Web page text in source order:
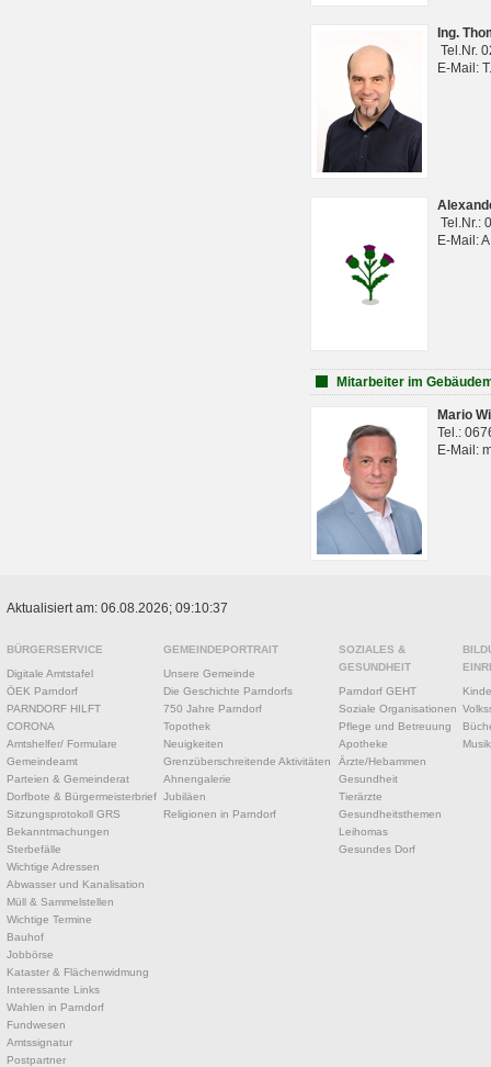
Ing.
Tel.Nr.
E-Mail:
Tel.Nr.:
E-Mail:
Mitarbeiter im
Mario
Tel.:
E-Mail:
Aktualisiert am: 06.08.2026; 09:10:37
BÜRGERSERVICE
Digitale Amtstafel
ÖEK Parndorf
PARNDORF HILFT
CORONA
Amtshelfer/ Formulare
Gemeindeamt
Parteien & Gemeinderat
Dorfbote & Bürgermeisterbrief
Sitzungsprotokoll GRS
Bekanntmachungen
Sterbefälle
Wichtige Adressen
Abwasser und Kanalisation
Müll & Sammelstellen
Wichtige Termine
Bauhof
Jobbörse
Kataster & Flächenwidmung
Interessante Links
Wahlen in Parndorf
Fundwesen
Amtssignatur
Postpartner
GEMEINDEPORTRAIT
Unsere Gemeinde
Die Geschichte Parndorfs
750 Jahre Parndorf
Topothek
Neuigkeiten
Grenzüberschreitende Aktivitäten
Ahnengalerie
Jubiläen
Religionen in Parndorf
SOZIALES &
GESUNDHEIT
Parndorf GEHT
Soziale Organisationen
Pflege und Betreuung
Apotheke
Ärzte/Hebammen
Gesundheit
Tierärzte
Gesundheitsthemen
Leihomas
Gesundes Dorf